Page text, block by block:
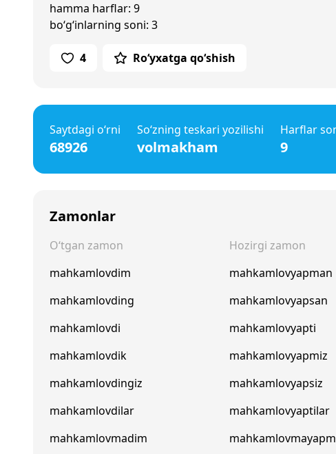
hamma harflar: 9
bo‘g‘inlarning soni: 3
4 Ro‘yxatga qo‘shish
Saytdagi o‘rni
68926
So‘zning teskari yozilishi
volmakham
Harflar
9
Zamonlar
O‘tgan zamon
mahkamlovdim
mahkamlovding
mahkamlovdi
mahkamlovdik
mahkamlovdingiz
mahkamlovdilar
mahkamlovmadim
Hozirgi zamon
mahkamlovyapman
mahkamlovyapsan
mahkamlovyapti
mahkamlovyapmiz
mahkamlovyapsiz
mahkamlovyaptilar